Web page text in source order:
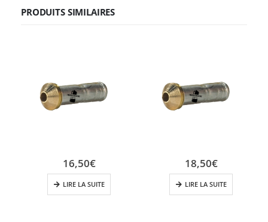
PRODUITS SIMILAIRES
16,50€
LIRE LA SUITE
18,50€
LIRE LA SUITE